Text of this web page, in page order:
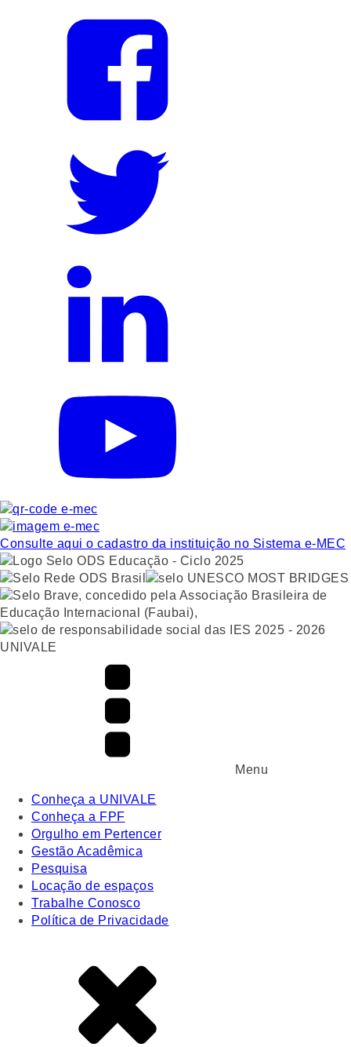
Consulte aqui o cadastro da instituição no Sistema e-MEC
UNIVALE
Menu
Conheça a UNIVALE
Conheça a FPF
Orgulho em Pertencer
Gestão Acadêmica
Pesquisa
Locação de espaços
Trabalhe Conosco
Política de Privacidade